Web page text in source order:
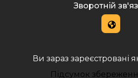
Зворотній
Ви зараз зареєстровані
Підсумок